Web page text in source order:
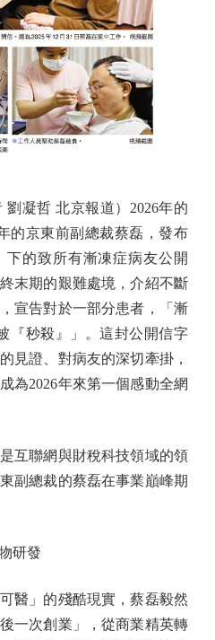
凝哲 北京報道）2026年的
的京東前副總裁蔡磊，發布
下的致所有漸凍症病友公開
末期的艱難處境，介紹不斷
宣告對於一部分患者，「漸
『秒殺』」。這封公開信字
見證、對病友的深切牽掛，
為2026年來第一個感動全網
聯網與財稅科技領域的領
副總裁的蔡磊在事業巔峰期
研發
」的殘酷現實，蔡磊毅然
一次創業」，從商業精英轉